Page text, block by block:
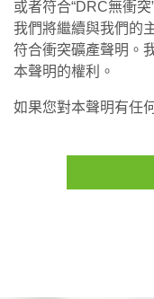
或者符合“DRC無衝突
我們將繼續與我們的
符合衝突礦產聲明。
本聲明的權利。
如果您對本聲明有任